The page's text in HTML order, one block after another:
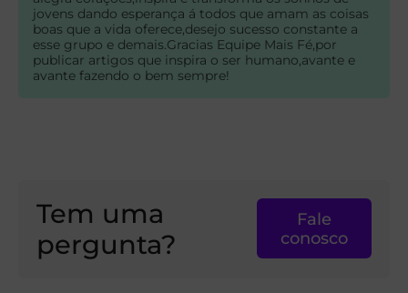
jovens dando esperança á todos que amam as coisas
boas que a vida oferece,desejo sucesso constante a
esse grupo e demais.Gracias Equipe Mais Fé,por
publicar artigos que inspira o ser humano,avante e
avante fazendo o bem sempre!
Tem uma
pergunta?
Fale
conosco